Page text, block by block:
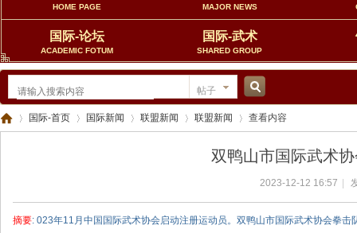
HOME PAGE MAJOR NEWS
国际-论坛
ACADEMIC FOTUM
国际-武术
SHARED GROUP
帖子
搜
国际-首页 国际新闻 联盟新闻 联盟新闻 查看内容
双鸭山市国际武术
2023-12-12 16:57
摘要: 023年11月中国国际武术协会启动注册运动员。双鸭山市国际武术协会拳